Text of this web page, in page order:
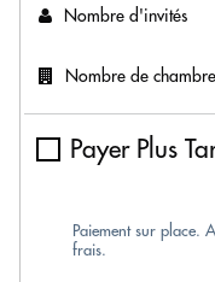
Nombre d'invités
Nombre de
Payer Plus
Paiement sur place.
frais.